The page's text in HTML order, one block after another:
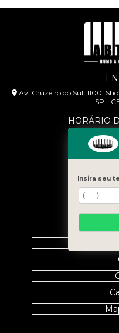
Av. Cruzeiro do Sul, 1100,
SP -
HORÁRIO
Segunda à
Insira seu